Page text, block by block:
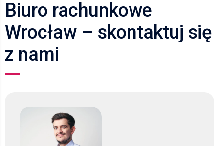
Biuro rachunkowe
Wrocław – skontaktuj się
z nami